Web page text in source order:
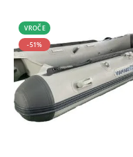
VROČE
-51%